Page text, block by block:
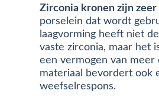
Zirconia kronen zijn zeer
porselein dat wordt
laagvorming heeft niet
vaste zirconia, maar het
een vermogen van meer
materiaal bevordert ook
weefselrespons.